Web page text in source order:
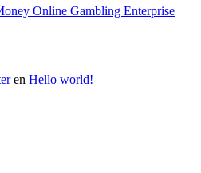
Online Gambling Enterprise
en Hello world!